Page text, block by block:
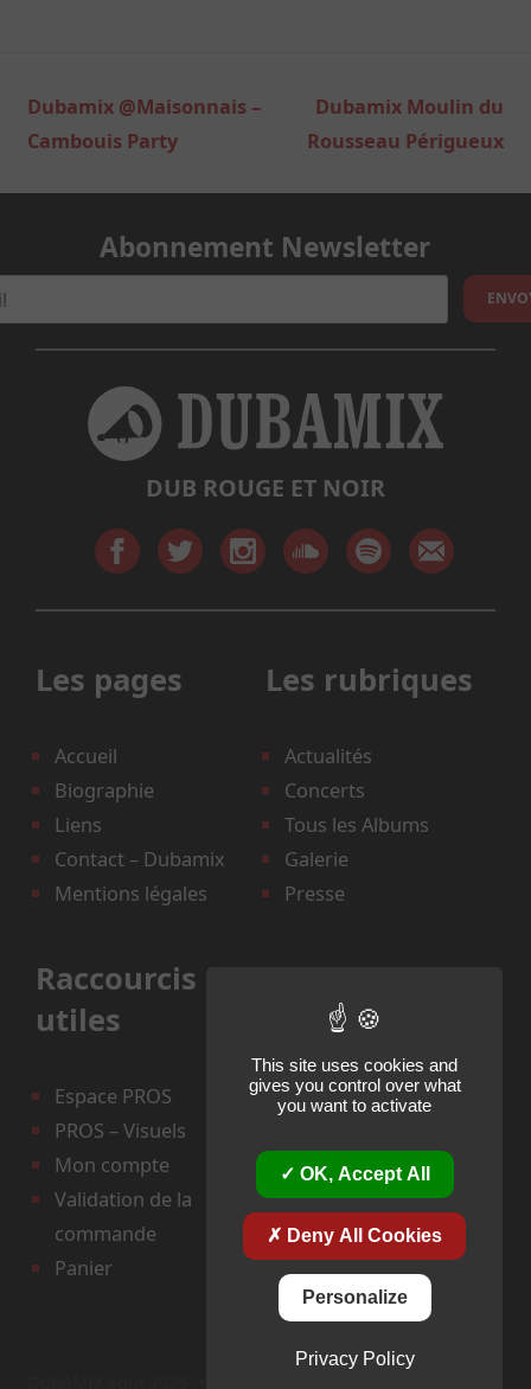
de
l’article
Dubamix @Maisonnais –
Cambouis Party
Dubamix Moulin du
Rousseau Périgueux
Abonnement Newsletter
DUB ROUGE ET NOIR
Les pages
Accueil
Biographie
Liens
Contact – Dubamix
Mentions légales
Les rubriques
Actualités
Concerts
Tous les Albums
Galerie
Presse
Raccourcis
utiles
Espace PROS
PROS – Visuels
Mon compte
Validation de la
commande
Panier
This site uses cookies and
gives you control over what
you want to activate
OK, Accept All
Deny All Cookies
Personalize
Privacy Policy